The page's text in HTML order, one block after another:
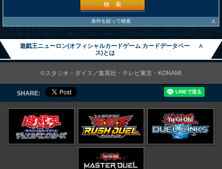
検 索
条件を絞って検索 ∧
遊戯王ニューロン(オフィシャルカードゲーム カードデータベー
ス)とは
∧
©スタジオ・ダイス／集英社・テレビ東京・KONAMI
SHARE: